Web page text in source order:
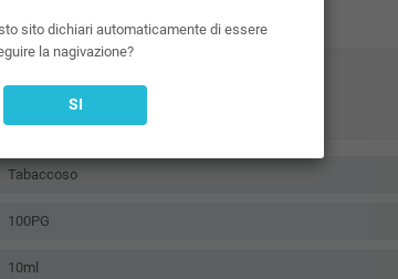
Tabaccoso
100PG
10ml
sito dichiari automaticamente di essere
la nagivazione?
SI